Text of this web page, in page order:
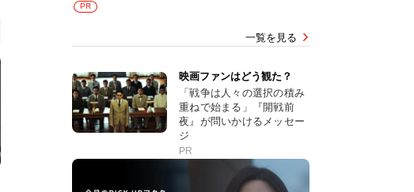
PR
一覧を見る
映画ファンはどう観た？
「戦争は人々の選択の積み
重ねで始まる」『開戦前
夜』が問いかけるメッセー
ジ
PR